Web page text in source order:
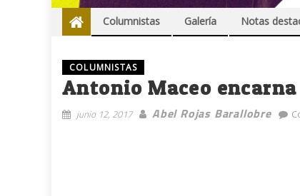
Columnistas Galería Notas
COLUMNISTAS
Antonio Maceo
junio 12, 2017 Abel Rojas Barallobre